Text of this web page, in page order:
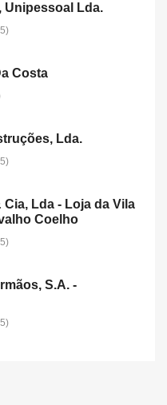
Unipessoal Lda.
Costa
Lda.
Cia, Lda - Loja da Vila
Coelho
S.A. -